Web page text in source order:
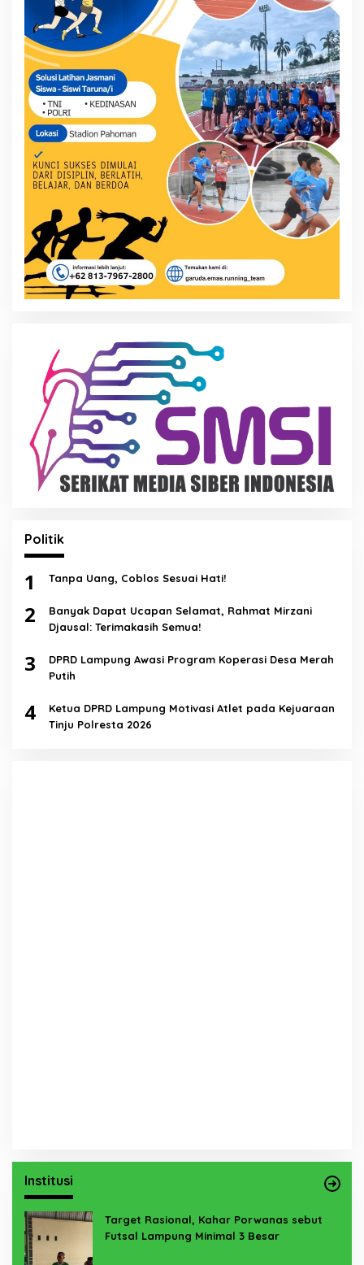
Politik
1 Tanpa Uang, Coblos Sesuai Hati!
2
Banyak Dapat Ucapan Selamat, Rahmat Mirzani
Djausal: Terimakasih Semua!
3
DPRD Lampung Awasi Program Koperasi Desa Merah
Putih
4
Ketua DPRD Lampung Motivasi Atlet pada Kejuaraan
Tinju Polresta 2026
Institusi
Target Rasional, Kahar Porwanas sebut
Futsal Lampung Minimal 3 Besar